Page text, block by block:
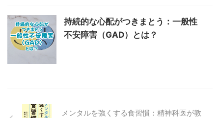
持続的な心配がつきまとう：一般性
不安障害（GAD）とは？
メンタルを強くする食習慣：精神科医が教